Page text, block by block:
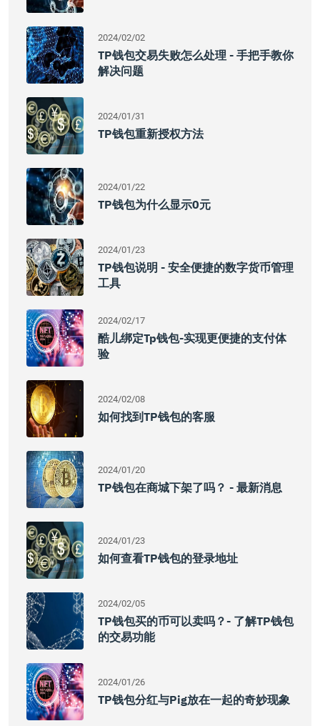
2024/02/02
TP钱包交易失败怎么处理 - 手把手教你
解决问题
2024/01/31
TP钱包重新授权方法
2024/01/22
TP钱包为什么显示0元
2024/01/23
TP钱包说明 - 安全便捷的数字货币管理
工具
2024/02/17
酷儿绑定tp钱包-实现更便捷的支付体
验
2024/02/08
如何找到TP钱包的客服
2024/01/20
TP钱包在商城下架了吗？ - 最新消息
2024/01/23
如何查看TP钱包的登录地址
2024/02/05
TP钱包买的币可以卖吗？- 了解TP钱包
的交易功能
2024/01/26
TP钱包分红与Pig放在一起的奇妙现象